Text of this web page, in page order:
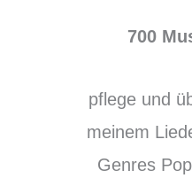
700
pflege und
meinem
Genres